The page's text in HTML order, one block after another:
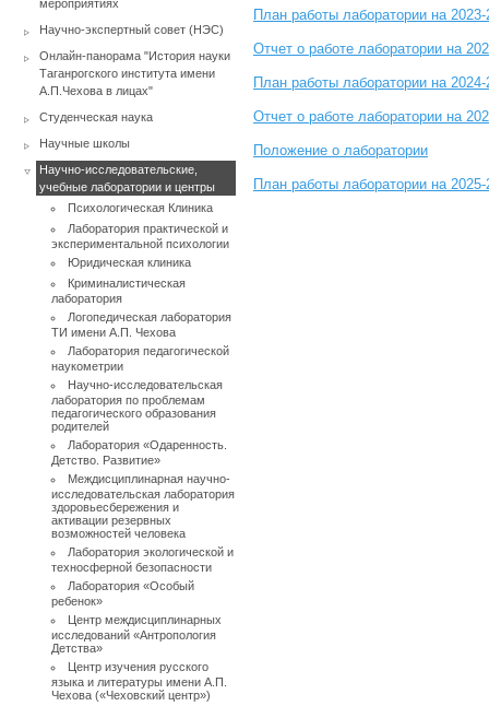
мероприятиях
Научно-экспертный совет (НЭС)
Онлайн-панорама "История науки
Таганрогского института имени
А.П.Чехова в лицах"
Студенческая наука
Научные школы
Научно-исследовательские,
учебные лаборатории и центры
Психологическая Клиника
Лаборатория практической и
экспериментальной психологии
Юридическая клиника
Криминалистическая
лаборатория
Логопедическая лаборатория
ТИ имени А.П. Чехова
Лаборатория педагогической
наукометрии
Научно-исследовательская
лаборатория по проблемам
педагогического образования
родителей
Лаборатория «Одаренность.
Детство. Развитие»
Междисциплинарная научно-
исследовательская лаборатория
здоровьесбережения и
активации резервных
возможностей человека
Лаборатория экологической и
техносферной безопасности
Лаборатория «Особый
ребенок»
Центр междисциплинарных
исследований «Антропология
Детства»
Центр изучения русского
языка и литературы имени А.П.
Чехова («Чеховский центр»)
План работы лаборатории на
Отчет о работе лаборатории на
План работы лаборатории на
Отчет о работе лаборатории на
Положение о лаборатории
План работы лаборатории на